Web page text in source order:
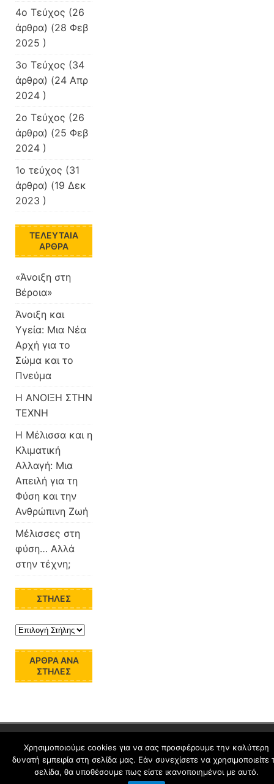
4o Τεύχος (26
άρθρα) (28 Φεβ
2025 )
3ο Τεύχος (34
άρθρα) (24 Απρ
2024 )
2ο Τεύχος (26
άρθρα) (25 Φεβ
2024 )
1ο τεύχος (31
άρθρα) (19 Δεκ
2023 )
ΤΕΛΕΥΤΑΊΑ
ΆΡΘΡΑ
«Άνοιξη στη
Βέροια»
Άνοιξη και
Υγεία: Μια Νέα
Αρχή για το
Σώμα και το
Πνεύμα
Η ΑΝΟΙΞΗ ΣΤΗΝ
ΤΕΧΝΗ
Η Μέλισσα και η
Κλιματική
Αλλαγή: Μια
Απειλή για τη
Φύση και την
Ανθρώπινη Ζωή
Μέλισσες στη
φύση… Αλλά
στην τέχνη;
ΣΤΉΛΕΣ
ΆΡΘΡΑ ΑΝΆ
ΣΤΉΛΕΣ
Όροι Χρήσης schoolpress.sch.gr|Δήλωση
Χρησιμοποιούμε cookies για να σας προσφέρουμε την καλύτερη
δυνατή εμπειρία στη σελίδα μας. Εάν συνεχίσετε να χρησιμοποιείτε
σελίδα, θα υποθέσουμε πως είστε ικανοποιημένοι με αυτό.